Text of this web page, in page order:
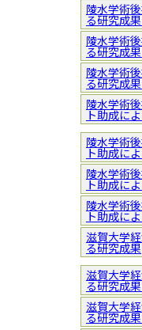
陵水学術
る研究成
陵水学術
る研究成
陵水学術
る研究成
陵水学術
ト助成に
陵水学術
ト助成に
陵水学術
ト助成に
陵水学術
ト助成に
滋賀大学
る研究成果
滋賀大学
る研究成
滋賀大学
る研究成